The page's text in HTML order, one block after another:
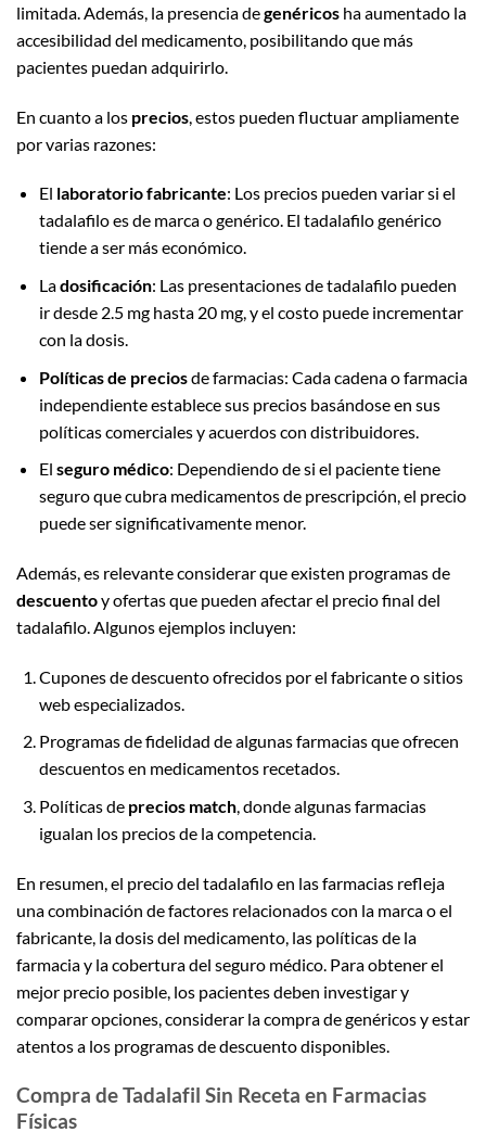
limitada. Además, la presencia degenéricos ha aumentado la
accesibilidad del medicamento, posibilitando que más
pacientes puedan adquirirlo.
En cuanto a los precios , estos pueden fluctuar ampliamente
por varias razones:
El laboratorio fabricante: Los precios pueden variar si el
tadalafilo es de marca o genérico. El tadalafilo genérico
tiende a ser más económico.
Ladosificación: Las presentaciones de tadalafilo pueden
ir desde 2.5 mg hasta 20 mg, y el costo puede incrementar
con la dosis.
Políticas de preciosde farmacias: Cada cadena o farmacia
independiente establece sus precios basándose en sus
políticas comerciales y acuerdos con distribuidores.
El seguro médico: Dependiendo de si el paciente tiene
seguro que cubra medicamentos de prescripción, el precio
puede ser significativamente menor.
Además, es relevante considerar que existen programas de
descuentoy ofertas que pueden afectar el precio final del
tadalafilo. Algunos ejemplos incluyen:
Cupones de descuento ofrecidos por el fabricante o sitios
web especializados.
Programas de fidelidad de algunas farmacias que ofrecen
descuentos en medicamentos recetados.
Políticas de precios match, donde algunas farmacias
igualan los precios de la competencia.
En resumen, el precio del tadalafilo en las farmacias refleja
una combinación de factores relacionados con la marca o el
fabricante, la dosis del medicamento, las políticas de la
farmacia y la cobertura del seguro médico. Para obtener el
mejor precio posible, los pacientes deben investigar y
comparar opciones, considerar la compra de genéricos y estar
atentos a los programas de descuento disponibles.
Compra de Tadalafil Sin Receta en Farmacias
Físicas